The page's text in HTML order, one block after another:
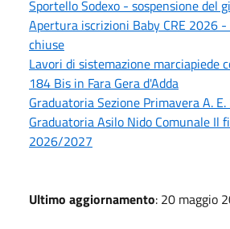
Sportello Sodexo - sospensione
Apertura iscrizioni Baby CRE 2026
chiuse
Lavori di sistemazione marciapiede
184 Bis in Fara Gera d'Adda
Graduatoria Sezione Primavera A.
Graduatoria Asilo Nido Comunale Il
2026/2027
Ultimo aggiornamento: 20 maggio